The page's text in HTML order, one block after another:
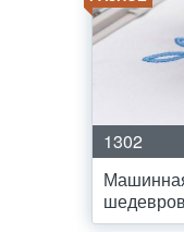
1302
шедевров